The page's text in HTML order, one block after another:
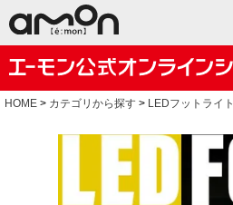
HOME カテゴリから探す LEDフットライト